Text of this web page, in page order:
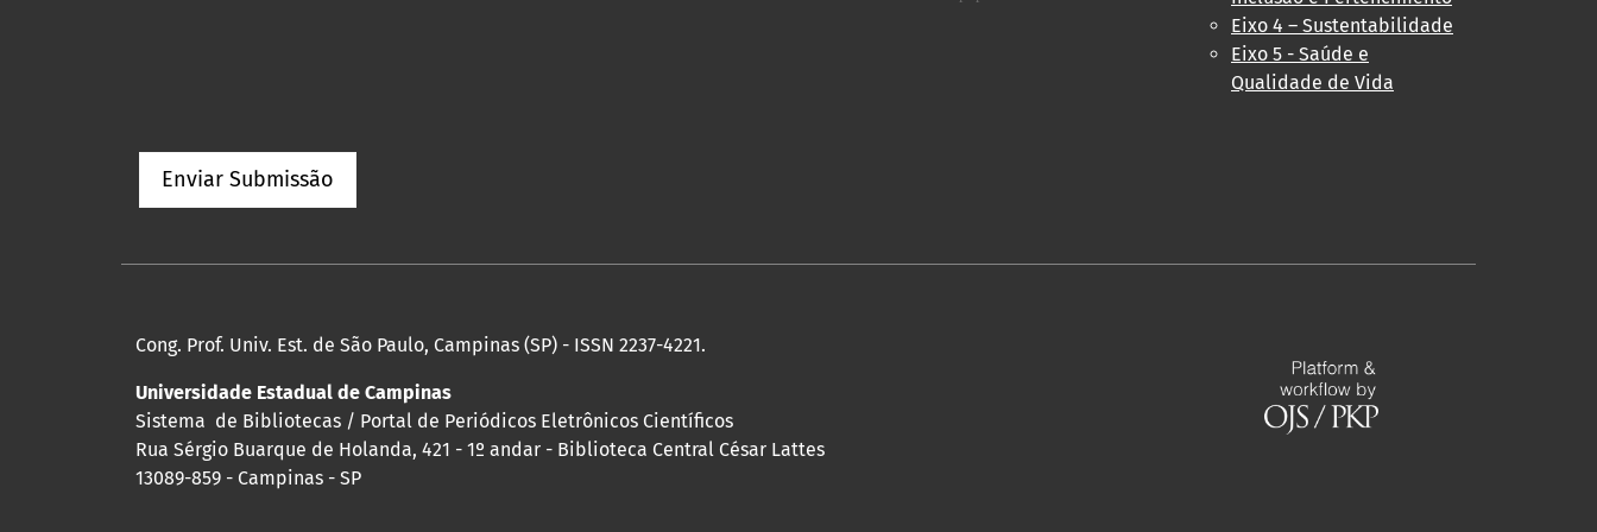
Eixo 4 – Sustentabilidade
Eixo 5 - Saúde e
Qualidade de Vida
Enviar Submissão
Cong. Prof. Univ. Est. de São Paulo, Campinas (SP) - ISSN 2237-4221.
Universidade Estadual de Campinas
Sistema de Bibliotecas / Portal de Periódicos Eletrônicos Científicos
Rua Sérgio Buarque de Holanda, 421 - 1º andar - Biblioteca Central César Lattes
13089-859 - Campinas - SP